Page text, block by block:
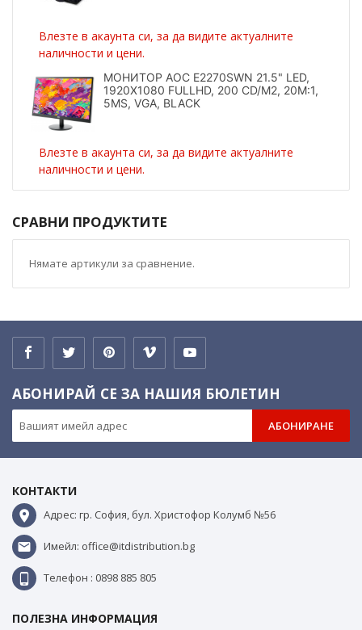
Влезте в акаунта си, за да видите актуалните
наличности и цени.
МОНИТОР AOC E2270SWN 21.5" LED,
1920X1080 FULLHD, 200 CD/M2, 20M:1,
5MS, VGA, BLACK
Влезте в акаунта си, за да видите актуалните
наличности и цени.
СРАВНИ ПРОДУКТИТЕ
Нямате артикули за сравнение.
АБОНИРАЙ СЕ ЗА НАШИЯ БЮЛЕТИН
АБОНИРАНЕ
КОНТАКТИ
Адрес: гр. София, бул. Христофор Колумб №56
Имейл: office@itdistribution.bg
Телефон : 0898 885 805
ПОЛЕЗНА ИНФОРМАЦИЯ